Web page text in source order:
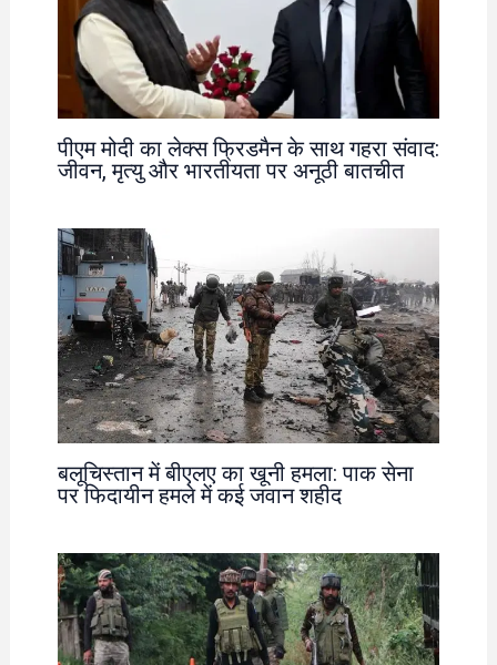
पीएम मोदी का लेक्स फ्रिडमैन के साथ गहरा संवाद:
जीवन, मृत्यु और भारतीयता पर अनूठी बातचीत
बलूचिस्तान में बीएलए का खूनी हमला: पाक सेना
पर फिदायीन हमले में कई जवान शहीद